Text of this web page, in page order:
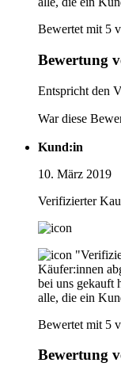
Bewertet mit 5
Bewertung
Entspricht den
War diese
Kund:in
10. März 2019
Verifizierter
Käufer:innen
bei uns gekauft
alle, die ein
Bewertet mit 5
Bewertung